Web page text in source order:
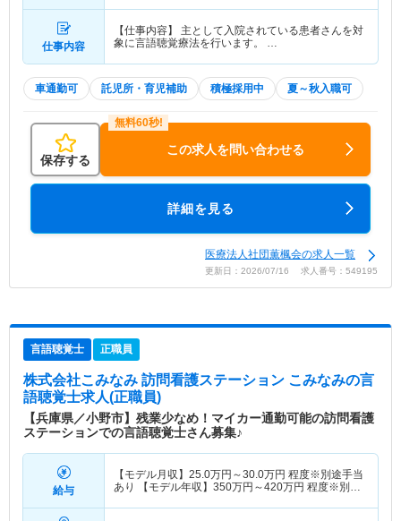
仕事内容
【仕事内容】 主として入院されている患者さんを対
象に言語聴覚療法を行います。 …
車通勤可 託児所・育児補助 積極採用中 夏～秋入職可
保存する
この求人を問い合わせる
詳細を見る
医療法人社団薫楓会の求人一覧
更新日：2026/07/16 求人番号：549195
言語聴覚士 正職員
株式会社こみなみ 訪問看護ステーション こみなみの言
語聴覚士求人(正職員)
【兵庫県／小野市】残業少なめ！マイカー通勤可能の訪問看護
ステーションでの言語聴覚士さん募集♪
給与
【モデル月収】 25.0万円～30.0万円 程度※別途手当
あり 【モデル年収】 350万円～420万円 程度※別途